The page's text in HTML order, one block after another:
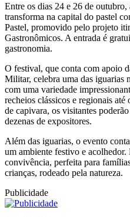
Entre os dias 24 e 26 de
transforma na capital do pastel
Pastel, promovido pelo projeto
Gastronômicos. A entrada é
gastronomia.
O festival, que conta com apoio
Militar, celebra uma das iguarias
com uma variedade
recheios clássicos e regionais
de capivara, os visitantes
dezenas de expositores.
Além das iguarias, o evento
um ambiente festivo e acolhedor.
convivência, perfeita para
crianças, rodeado pela natureza.
Publicidade